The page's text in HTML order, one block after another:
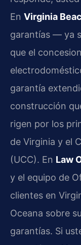
En Virginia
garantías — ya
que el
garantía
construcción
rigen por los
de Virginia y el
(UCC). En Law
y el equipo de
clientes en
Oceana sobre
garantías. Si